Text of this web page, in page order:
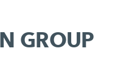
GROUP